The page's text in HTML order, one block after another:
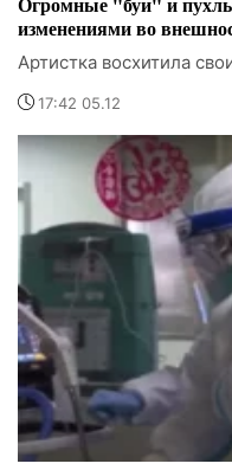
изменениями во
Артистка восхитила
17:42 05.12